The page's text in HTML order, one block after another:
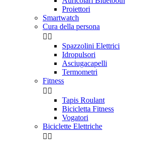
Proiettori
Smartwatch
Cura della persona
 
Spazzolini Elettrici
Idropulsori
Asciugacapelli
Termometri
Fitness
 
Tapis Roulant
Bicicletta Fitness
Vogatori
Biciclette Elettriche
 